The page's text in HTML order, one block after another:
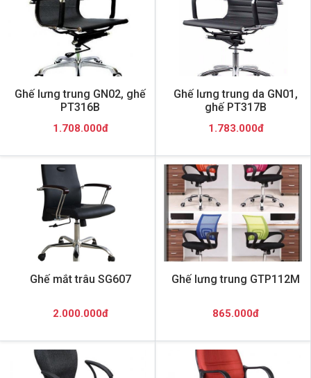
Ghế lưng trung GN02, ghế
PT316B
1.708.000đ
Ghế lưng trung da GN01,
ghế PT317B
1.783.000đ
Ghế mắt trâu SG607
2.000.000đ
Ghế lưng trung GTP112M
865.000đ